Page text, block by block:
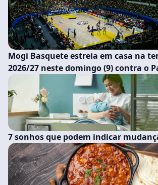
Mogi Basquete estreia em casa na
2026/27 neste domingo (9) contra o
7 sonhos que podem indicar